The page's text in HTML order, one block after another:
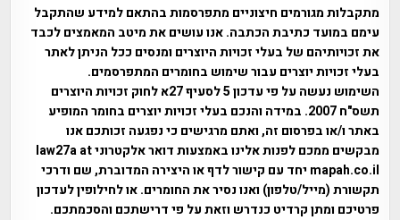
מתקבלות מגורמים חיצוניים מתפרסמות בהתאם למידע שהתקבל
עימם במועד כתיבת הכתבה. אנו עושים את מיטב המאמצים לכבד
את זכויותיהם של בעלי זכויות היוצרים ומנסים ככל הניתן לאתר
בעלי זכויות יוצרים עבור שימוש בחומרים המתפרסמים.
השימוש נעשה על פי עדכון 5 לסעיף 27א לחוק זכויות היוצרים
תשס"ח 2007. במידה והנכם בעלי זכויות יוצרים בחומר המופיע
באתר ו/או בפרסום זה, ואתם מרגישים כי נפגעה זכותכם אנו
מבקשים ממכם לפנות אלינו באמצעות דואר אלקטרוני law27a at
mapah.co.il יחד עם קישור לדף או היצירה המדוברת, שם ודרכי
תקשורת (מייל/טלפון) ואנו נסיר את החומרים. או לחילופין לעדכון
פרטיכם ומתן קרדיט כנדרש וזאת על פי דרישתכם והסכמתכם.